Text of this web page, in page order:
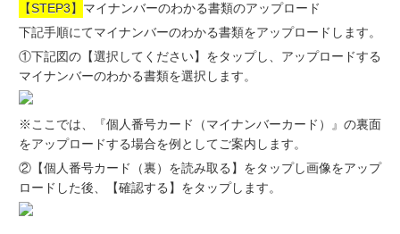
【STEP3】 マイナンバーのわかる書類のアップロード
下記手順にてマイナンバーのわかる書類をアップロードします。
①下記図の【選択してください】をタップし、アップロードする
マイナンバーのわかる書類を選択します。
※ここでは、『個人番号カード（マイナンバーカード）』の裏面
をアップロードする場合を例としてご案内します。
②【個人番号カード（裏）を読み取る】をタップし画像をアップ
ロードした後、【確認する】をタップします。